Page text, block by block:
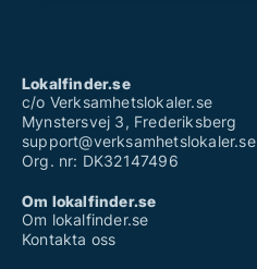
Lokalfinder.se
c/o Verksamhetslokaler.se
Mynstersvej 3, Frederiksberg
support@verksamhetslokaler.se
Org. nr: DK32147496
Om lokalfinder.se
Om lokalfinder.se
Kontakta oss